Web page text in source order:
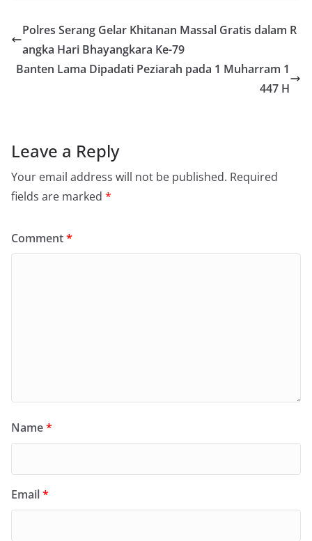
Polres Serang Gelar Khitanan Massal Gratis dalam R
angka Hari Bhayangkara Ke-79
Banten Lama Dipadati Peziarah pada 1 Muharram 1
447 H
Leave a Reply
Your email address will not be published. Required
fields are marked *
Comment*
Name*
Email*